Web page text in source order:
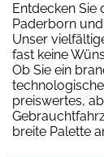
Entdecken Sie
Paderborn
Unser
fast keine
Ob Sie ein
preiswertes,
breite Palette